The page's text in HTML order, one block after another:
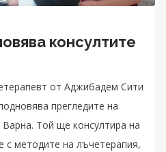
консултите
от Аджибадем Сити
прегледите на
Той ще консултира на
с методите на лъчетерапия,